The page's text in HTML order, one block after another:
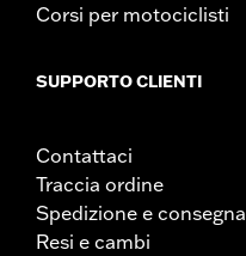
Corsi per motociclisti
SUPPORTO CLIENTI
Contattaci
Traccia ordine
Spedizione e consegna
Resi e cambi